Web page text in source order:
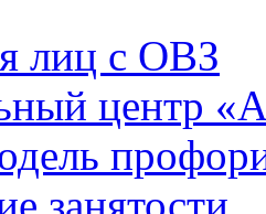
лиц с ОВЗ
центр